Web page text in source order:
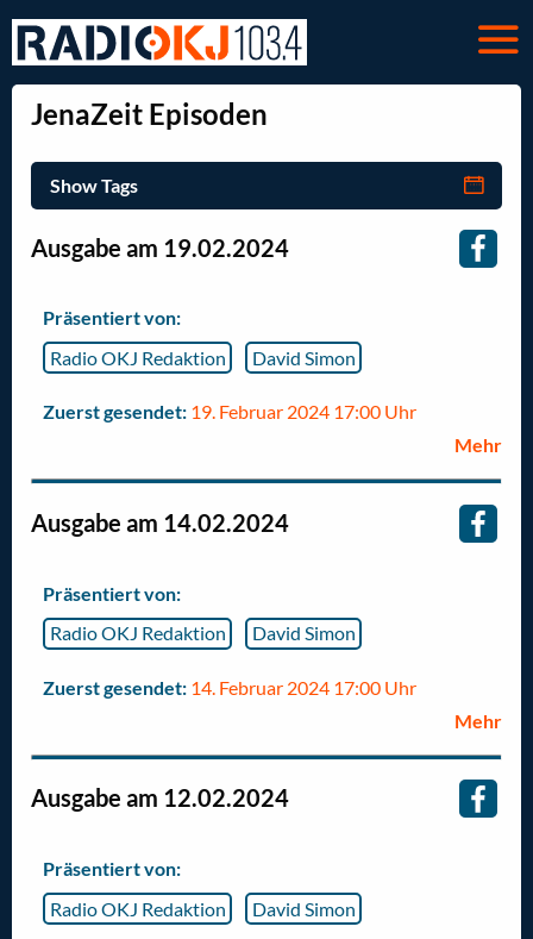
JenaZeit Episoden
Show Tags
Ausgabe am 19.02.2024
Präsentiert von:
Radio OKJ Redaktion
David Simon
Zuerst gesendet: 19. Februar 2024 17:00 Uhr
Mehr
Ausgabe am 14.02.2024
Präsentiert von:
Radio OKJ Redaktion
David Simon
Zuerst gesendet: 14. Februar 2024 17:00 Uhr
Mehr
Ausgabe am 12.02.2024
Präsentiert von:
Radio OKJ Redaktion
David Simon